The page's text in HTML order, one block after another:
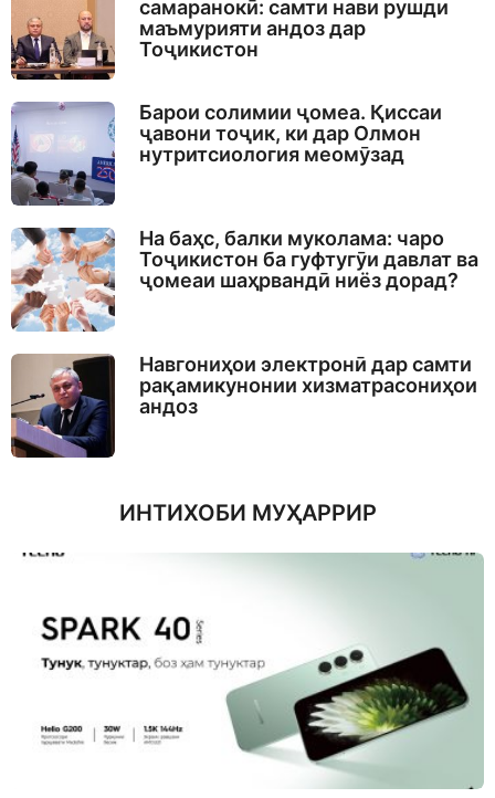
самаранокӣ: самти нави рушди
маъмурияти андоз дар
Тоҷикистон
Барои солимии ҷомеа. Қиссаи
ҷавони тоҷик, ки дар Олмон
нутритсиология меомӯзад
На баҳс, балки муколама: чаро
Тоҷикистон ба гуфтугӯи давлат ва
ҷомеаи шаҳрвандӣ ниёз дорад?
Навгониҳои электронӣ дар самти
рақамикунонии хизматрасониҳои
андоз
ИНТИХОБИ МУҲАРРИР